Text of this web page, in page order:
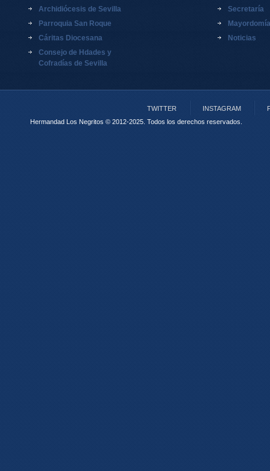
Archidiócesis de Sevilla
Parroquia San Roque
Cáritas Diocesana
Consejo de Hdades y
Cofradías de Sevilla
Secretaría
Mayordomía
Noticias
TWITTER INSTAGRAM
Hermandad Los Negritos © 2012-2025. Todos los derechos reservados.